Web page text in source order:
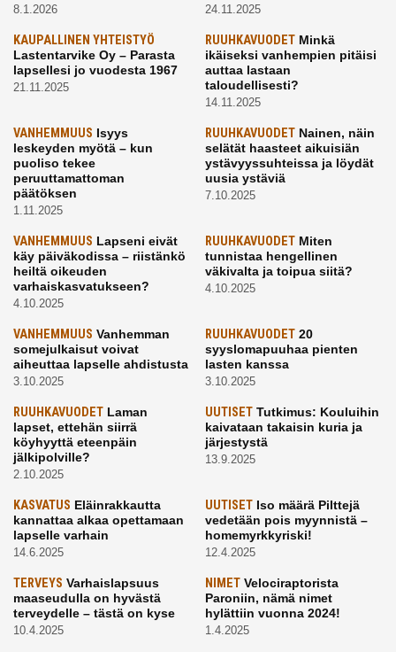
8.1.2026 24.11.2025
KAUPALLINEN YHTEISTYÖ
Lastentarvike Oy – Parasta
lapsellesi jo vuodesta 1967
21.11.2025
RUUHKAVUODETMinkä
ikäiseksi vanhempien pitäisi
auttaa lastaan
taloudellisesti?
14.11.2025
VANHEMMUUS Isyys
leskeyden myötä – kun
puoliso tekee
peruuttamattoman
päätöksen
1.11.2025
RUUHKAVUODETNainen, näin
selätät haasteet aikuisiän
ystävyyssuhteissa ja löydät
uusia ystäviä
7.10.2025
VANHEMMUUS Lapseni eivät
käy päiväkodissa – riistänkö
heiltä oikeuden
varhaiskasvatukseen?
4.10.2025
RUUHKAVUODETMiten
tunnistaa hengellinen
väkivalta ja toipua siitä?
4.10.2025
VANHEMMUUS Vanhemman
somejulkaisut voivat
aiheuttaa lapselle ahdistusta
3.10.2025
RUUHKAVUODET20
syyslomapuuhaa pienten
lasten kanssa
3.10.2025
RUUHKAVUODET Laman
lapset, ettehän siirrä
köyhyyttä eteenpäin
jälkipolville?
2.10.2025
UUTISETTutkimus: Kouluihin
kaivataan takaisin kuria ja
järjestystä
13.9.2025
KASVATUS Eläinrakkautta
kannattaa alkaa opettamaan
lapselle varhain
14.6.2025
UUTISETIso määrä Pilttejä
vedetään pois myynnistä –
homemyrkkyriski!
12.4.2025
TERVEYS Varhaislapsuus
maaseudulla on hyvästä
terveydelle – tästä on kyse
10.4.2025
NIMETVelociraptorista
Paroniin, nämä nimet
hylättiin vuonna 2024!
1.4.2025